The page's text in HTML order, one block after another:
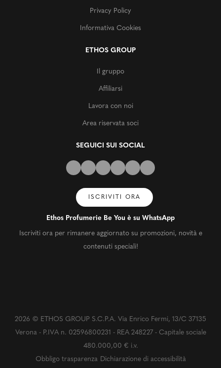
Privacy Policy
Informativa Cookies
ETHOS GROUP
Il gruppo
Affiliarsi
Lavora con noi
Area riservata soci
SEGUICI SUI SOCIAL
ISCRIVITI ORA
Ethos Profumerie Be You è su WhatsApp
Iscriviti ora per rimanere aggiornato su promozioni, novità e
contenuti speciali!
2026 © ETHOS GROUP S.C.P.A. Via Enrico Fermi, 13/C 37135
Verona - P.IVA n. 02596800231 - REA 248227 - Capitale sociale
480.000,00 € i.v.
Obbligo trasparenza Dichiarazione di accessibilità